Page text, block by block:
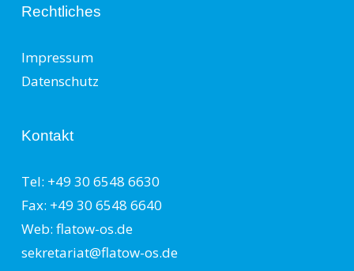
Rechtliches
Impressum
Datenschutz
Kontakt
Tel: +49 30 6548 6630
Fax: +49 30 6548 6640
Web: flatow-os.de
sekretariat@flatow-os.de